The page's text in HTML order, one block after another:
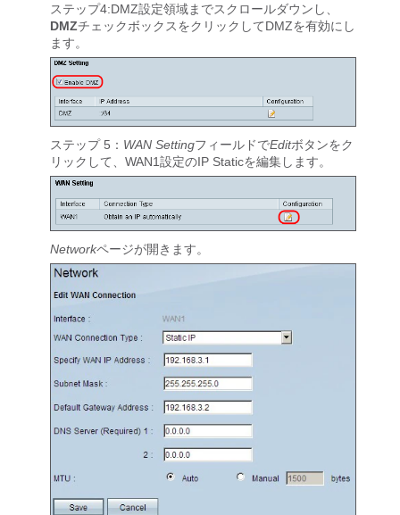
ステップ4:DMZ設定領域までスクロールダウンし、
DMZチェックボックスをクリックしてDMZを有効にし
ます。
ステップ 5： WAN SettingフィールドでEditボタンをク
リックして、WAN1設定のIP Staticを編集します。
Networkページが開きます。